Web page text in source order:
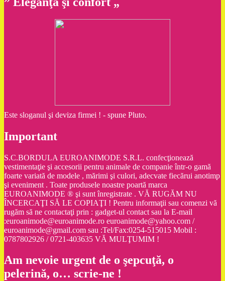
Este sloganul şi deviza firmei ! - spune Pluto.
Important
S.C.BORDULA EUROANIMODE S.R.L. confecţionează
vestimentaţie şi accesorii pentru animale de companie într-o gamă
foarte variată de modele , mărimi şi culori, adecvate fiecărui anotimp
şi eveniment . Toate produsele noastre poartă marca
EUROANIMODE ® şi sunt înregistrate . VĂ RUGĂM NU
ÎNCERCAŢI SĂ LE COPIAŢI ! Pentru informaţii sau comenzi vă
rugăm să ne contactaţi prin : gadget-ul contact sau la E-mail
:euroanimode@euroanimode.ro euroanimode@yahoo.com /
euroanimode@gmail.com sau :Tel/Fax:0254-515015 Mobil :
0787802926 / 0721-403635 VĂ MULŢUMIM !
Am nevoie urgent de o şepcuţă, o
pelerină, o… scrie-ne !